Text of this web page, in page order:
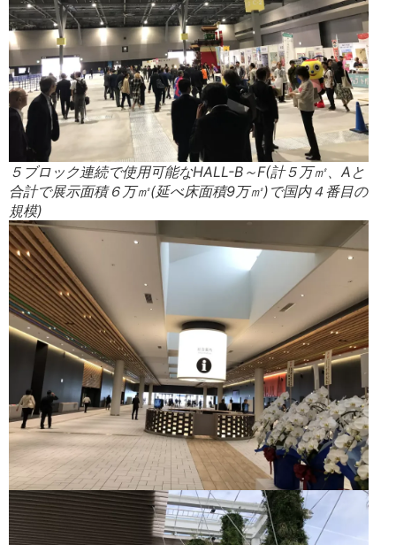
５ブロック連続で使用可能なHALL-B～F(計５万㎡、Aと
合計で展示面積６万㎡(延べ床面積9万㎡)で国内４番目の
規模)